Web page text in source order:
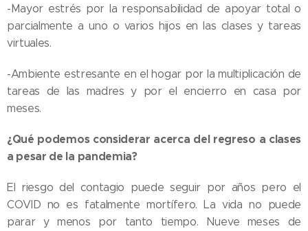
-Mayor estrés por la responsabilidad de apoyar total o
parcialmente a uno o varios hijos en las clases y tareas
virtuales.
-Ambiente estresante en el hogar por la multiplicación de
tareas de las madres y por el encierro en casa por
meses.
¿Qué podemos considerar acerca del regreso a clases
a pesar de la pandemia?
El riesgo del contagio puede seguir por años pero el
COVID no es fatalmente mortífero. La vida no puede
parar y menos por tanto tiempo. Nueve meses de